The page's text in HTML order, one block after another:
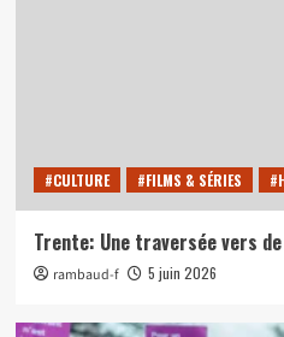
#CULTURE #FILMS & SÉRIES
Trente: Une traversée vers
rambaud-f 5 juin 2026